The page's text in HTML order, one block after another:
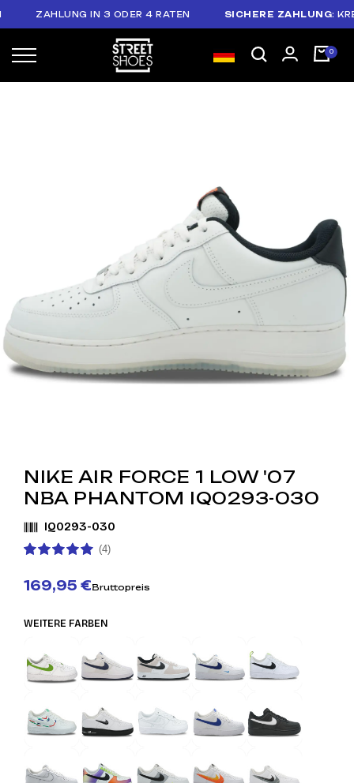
ZAHLUNG IN 3 ODER 4 RATEN SICHERE ZAHLUNG:
NIKE AIR FORCE 1 LOW '07
NBA PHANTOM IQ0293-030
IQ0293-030
(4)
169,95 €Bruttopreis
WEITERE FARBEN